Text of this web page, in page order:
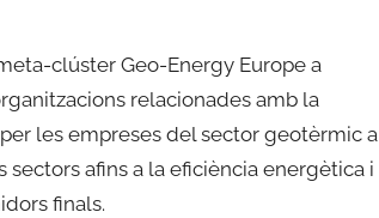
clúster Geo-Energy Europe a
relacionades amb la
les empreses del sector geotèrmic a
afins a la eficiència energètica i
finals.